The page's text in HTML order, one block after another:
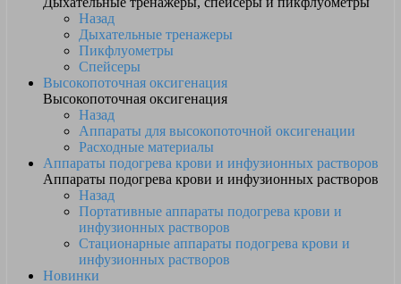
Назад
Дыхательные тренажеры
Пикфлуометры
Спейсеры
Высокопоточная оксигенация
Высокопоточная оксигенация
Назад
Аппараты для высокопоточной оксигенации
Расходные материалы
Аппараты подогрева крови и инфузионных растворов
Аппараты подогрева крови и инфузионных растворов
Назад
Портативные аппараты подогрева крови и
инфузионных растворов
Стационарные аппараты подогрева крови и
инфузионных растворов
Новинки